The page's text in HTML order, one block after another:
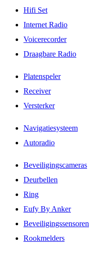
Hifi Set
Internet Radio
Voicerecorder
Draagbare Radio
Platenspeler
Receiver
Versterker
Navigatiesysteem
Autoradio
Beveiligingscameras
Deurbellen
Ring
Eufy By Anker
Beveiligingssensoren
Rookmelders